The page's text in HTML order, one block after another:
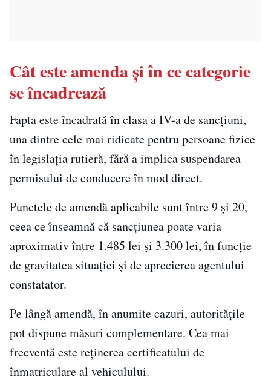
Cât este amenda și în ce categorie
se încadrează
Fapta este încadrată în clasa a IV-a de sancțiuni,
una dintre cele mai ridicate pentru persoane fizice
în legislația rutieră, fără a implica suspendarea
permisului de conducere în mod direct.
Punctele de amendă aplicabile sunt între 9 și 20,
ceea ce înseamnă că sancțiunea poate varia
aproximativ între 1.485 lei și 3.300 lei, în funcție
de gravitatea situației și de aprecierea agentului
constatator.
Pe lângă amendă, în anumite cazuri, autoritățile
pot dispune măsuri complementare. Cea mai
frecventă este reținerea certificatului de
înmatriculare al vehiculului.